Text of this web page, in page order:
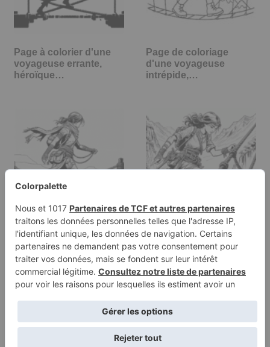
Page à colorier d'une
voyageuse errante,
héroïque…
Page de coloriage
d'une voyageuse
intrépide,…
Page de coloriage
d'une guerrière
voyageuse, nomade…
Page à colorier d'une
chercheuse de trésors,
…